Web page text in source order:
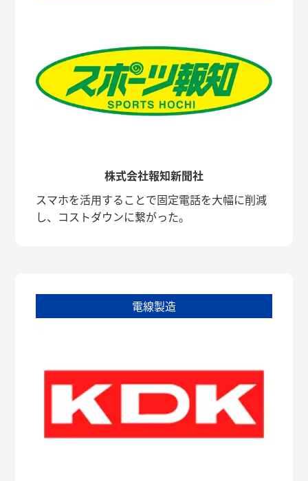
株式会社報知新聞社
スマホを活用することで固定電話を大幅に削減
し、コストダウンに繋がった。
電線製造